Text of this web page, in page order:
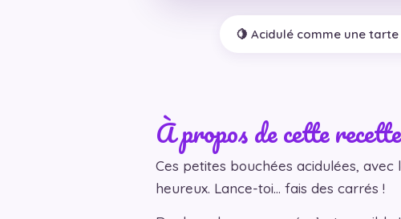
🍋 Acidulé comme une
À propos de cette recette
Ces petites bouchées acidulées,
heureux. Lance-toi… fais des carrés !